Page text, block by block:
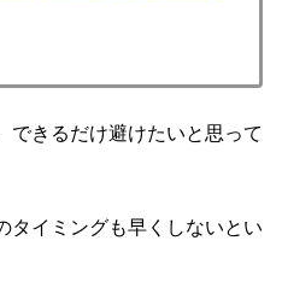
できるだけ避けたいと思って
タイミングも早くしないとい